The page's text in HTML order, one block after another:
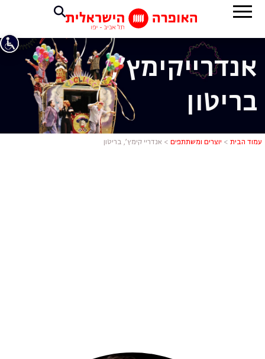
אנדריי
אנדרייקימץ',
בריטון
עמוד הבית > יוצרים ומשתתפים > אנדריי קימץ', בריטון